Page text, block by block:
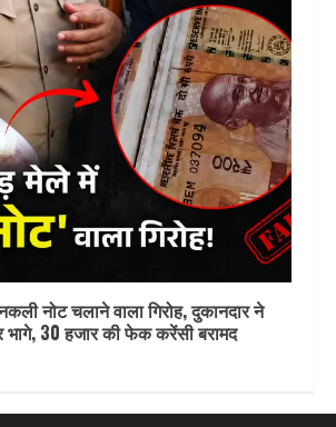
नोट चलाने वाला गिरोह, दुकानदार ने
30 हजार की फेक करेंसी बरामद